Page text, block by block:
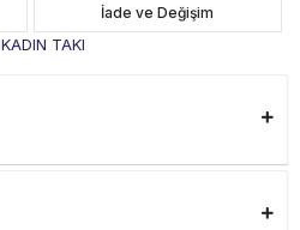
İade ve Değişim
KADIN TAKI